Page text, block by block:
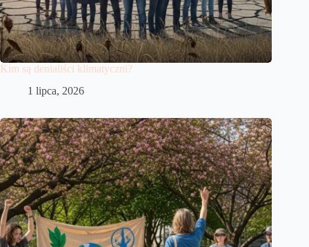
Kim są denialiści klimatyczni?
1 lipca, 2026